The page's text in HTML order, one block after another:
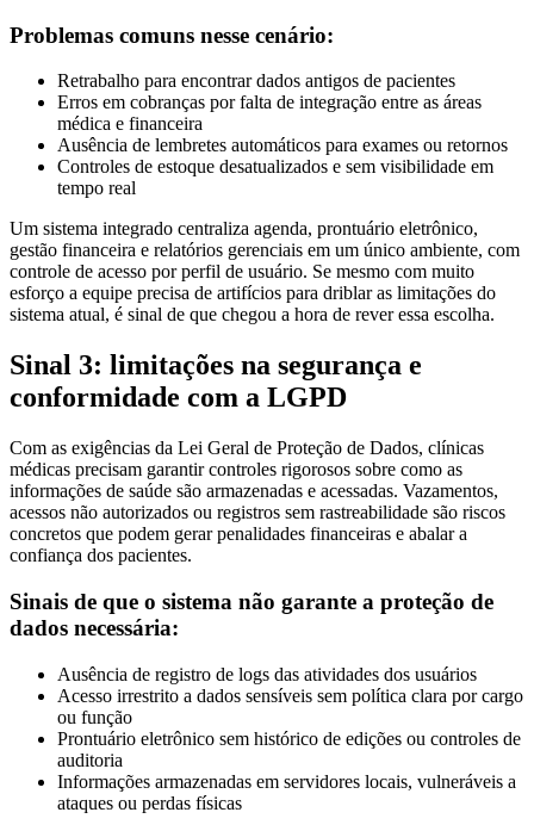
Problemas comuns nesse cenário:
Retrabalho para encontrar dados antigos de pacientes
Erros em cobranças por falta de integração entre as áreas
médica e financeira
Ausência de lembretes automáticos para exames ou retornos
Controles de estoque desatualizados e sem visibilidade em
tempo real
Um sistema integrado centraliza agenda, prontuário eletrônico,
gestão financeira e relatórios gerenciais em um único ambiente, com
controle de acesso por perfil de usuário. Se mesmo com muito
esforço a equipe precisa de artifícios para driblar as limitações do
sistema atual, é sinal de que chegou a hora de rever essa escolha.
Sinal 3: limitações na segurança e
conformidade com a LGPD
Com as exigências da Lei Geral de Proteção de Dados, clínicas
médicas precisam garantir controles rigorosos sobre como as
informações de saúde são armazenadas e acessadas. Vazamentos,
acessos não autorizados ou registros sem rastreabilidade são riscos
concretos que podem gerar penalidades financeiras e abalar a
confiança dos pacientes.
Sinais de que o sistema não garante a proteção de
dados necessária:
Ausência de registro de logs das atividades dos usuários
Acesso irrestrito a dados sensíveis sem política clara por cargo
ou função
Prontuário eletrônico sem histórico de edições ou controles de
auditoria
Informações armazenadas em servidores locais, vulneráveis a
ataques ou perdas físicas